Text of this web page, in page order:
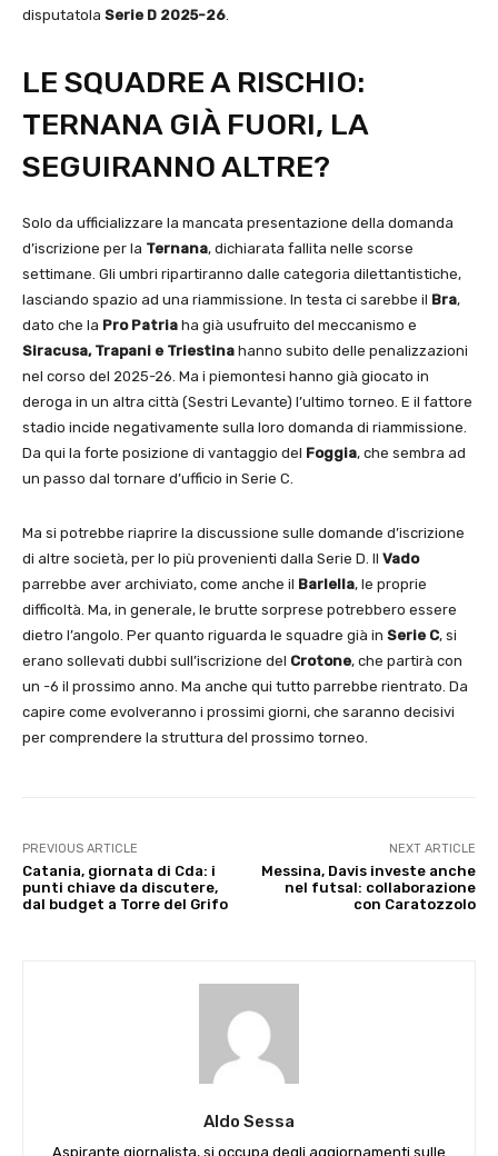
disputatola Serie D 2025-26.
LE SQUADRE A RISCHIO:
TERNANA GIÀ FUORI, LA
SEGUIRANNO ALTRE?
Solo da ufficializzare la mancata presentazione della domanda
d’iscrizione per la Ternana, dichiarata fallita nelle scorse
settimane. Gli umbri ripartiranno dalle categoria dilettantistiche,
lasciando spazio ad una riammissione. In testa ci sarebbe il Bra,
dato che la Pro Patria ha già usufruito del meccanismo e
Siracusa, Trapani e Triestina hanno subito delle penalizzazioni
nel corso del 2025-26. Ma i piemontesi hanno già giocato in
deroga in un altra città (Sestri Levante) l’ultimo torneo. E il fattore
stadio incide negativamente sulla loro domanda di riammissione.
Da qui la forte posizione di vantaggio del Foggia, che sembra ad
un passo dal tornare d’ufficio in Serie C.
Ma si potrebbe riaprire la discussione sulle domande d’iscrizione
di altre società, per lo più provenienti dalla Serie D. Il Vado
parrebbe aver archiviato, come anche il Barlella, le proprie
difficoltà. Ma, in generale, le brutte sorprese potrebbero essere
dietro l’angolo. Per quanto riguarda le squadre già in Serie C, si
erano sollevati dubbi sull’iscrizione del Crotone, che partirà con
un -6 il prossimo anno. Ma anche qui tutto parrebbe rientrato. Da
capire come evolveranno i prossimi giorni, che saranno decisivi
per comprendere la struttura del prossimo torneo.
PREVIOUS ARTICLE
Catania, giornata di Cda: i
punti chiave da discutere,
dal budget a Torre del Grifo
NEXT ARTICLE
Messina, Davis investe anche
nel futsal: collaborazione
con Caratozzolo
Aldo Sessa
Aspirante giornalista, si occupa degli aggiornamenti sulle